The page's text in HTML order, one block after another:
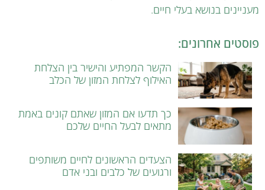
מעניינים בנושא בעלי חיים.
פוסטים אחרונים:
הקשר המפתיע והישיר בין הצלחת
האילוף לצלחת המזון של הכלב
כך תדעו אם המזון שאתם קונים באמת
מתאים לבעל החיים שלכם
הצעדים הראשונים לחיים משותפים
ורגועים של כלבים ובני אדם